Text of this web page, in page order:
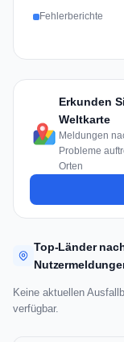
Fehlerberichte
Erkunden
Weltkarte
Meldungen
Probleme
Orten
Top-Länder
Keine aktuellen
verfügbar.